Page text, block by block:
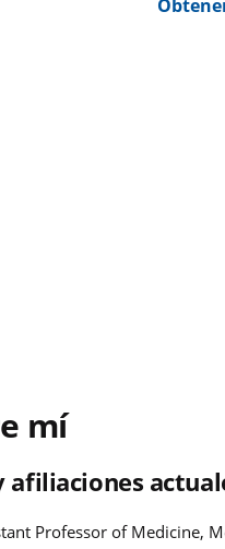
mí
afiliaciones
Professor of Medicine,